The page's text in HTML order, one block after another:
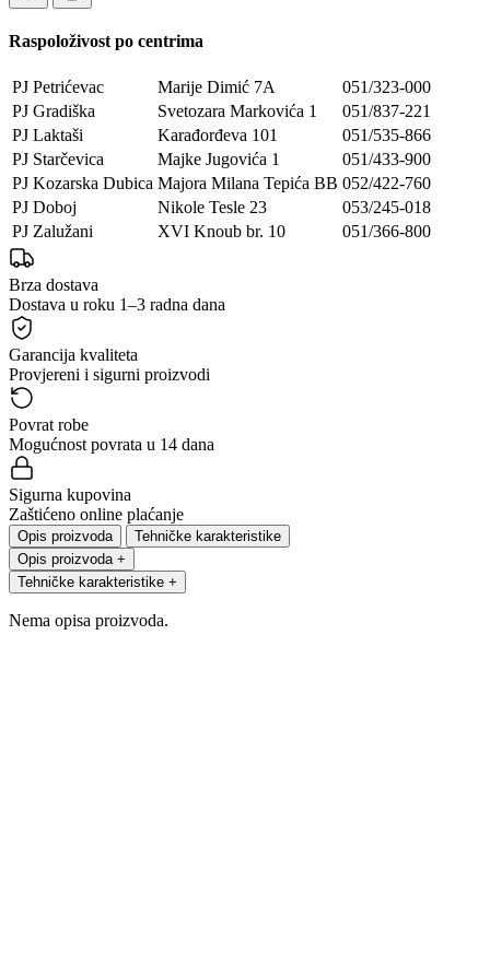
Raspoloživost po centrima
PJ Petrićevac Marije Dimić 7A
051/323-000
PJ Gradiška
Svetozara Markovića 1
051/837-221
PJ Laktaši
Karađorđeva 101
051/535-866
PJ Starčevica
Majke Jugovića 1
051/433-900
PJ Kozarska Dubica Majora Milana Tepića BB 052/422-760
PJ Doboj
Nikole Tesle 23
053/245-018
PJ Zalužani
XVI Knoub br. 10 051/366-800
Brza dostava
Dostava u roku 1–3 radna dana
Garancija kvaliteta
Provjereni i sigurni proizvodi
Povrat robe
Mogućnost povrata u 14 dana
Sigurna kupovina
Zaštićeno online plaćanje
Opis proizvoda
Tehničke karakteristike
Opis proizvoda +
Tehničke karakteristike +
Nema opisa proizvoda.